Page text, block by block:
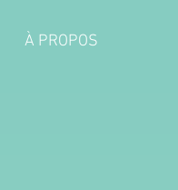
À PROPOS